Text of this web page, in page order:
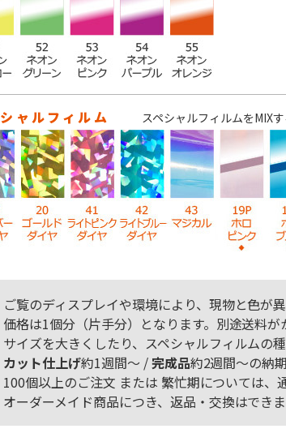
ャルフィルム スペシャルフィルムをMIX
ご覧のディスプレイや環境により、現物と色が
価格は1個分（片手分）となります。別途送料が
サイズを大きくしたり、スペシャルフィルムの
カット仕上げ約1週間～ /完成品約2週間～の納
100個以上のご注文 または 繁忙期については、
オーダーメイド商品につき、返品・交換はでき